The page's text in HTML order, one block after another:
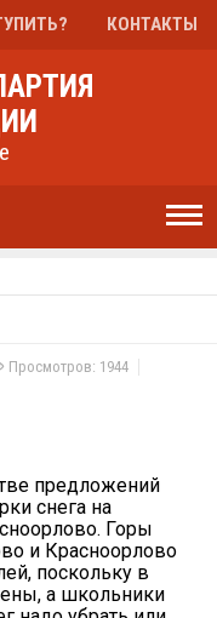
КОНТАКТЫ
Просмотров: 1944
предложений
снега на
Горы
и Красноорлово
поскольку в
а школьники